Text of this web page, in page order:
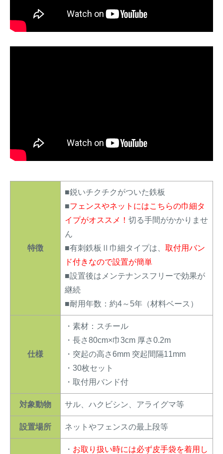
特徴
■鋭いチクチクがついた鉄板
■フェンスやネットにはこちらの巾細タ
イプがオススメ！ 切る手間がかかりませ
ん
■有刺鉄板Ⅱ巾細タイプは、 取付用バン
ド付きなので設置が簡単
■設置後はメンテナンスフリーで効果が
継続
■耐用年数：約4～5年（材料ベース）
仕様
・素材：スチール
・長さ80cm×巾3cm 厚さ0.2m
・突起の高さ6mm 突起間隔11mm
・30枚セット
・取付用バンド付
対象動物 サル、ハクビシン、アライグマ等
設置場所 ネットやフェンスの最上段等
・ お取り扱い時には必ず皮手袋を着用し